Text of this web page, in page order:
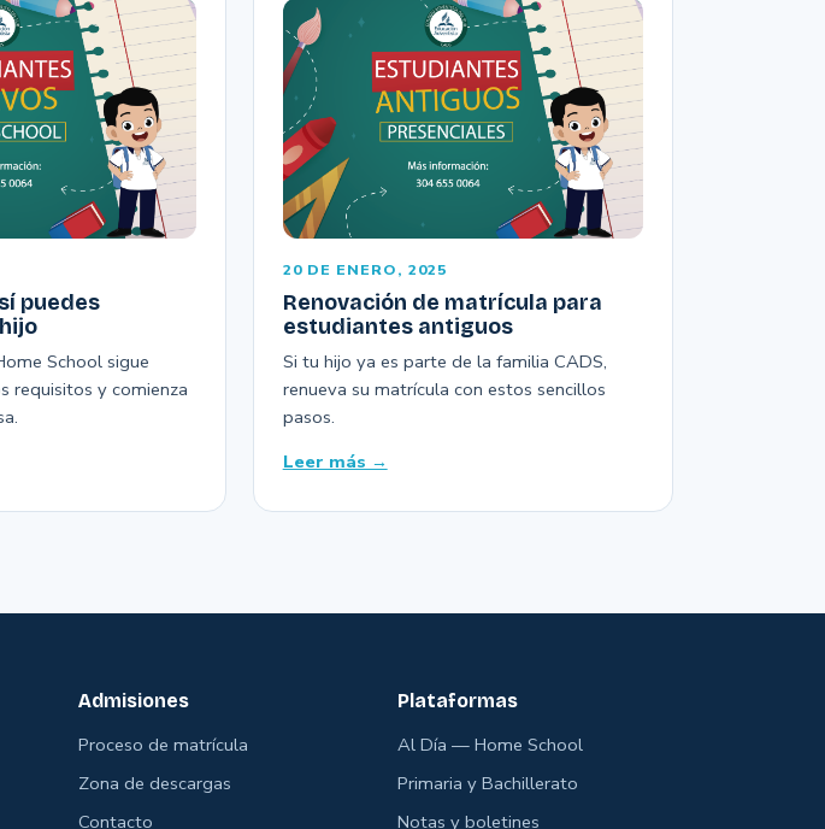
puedes
School sigue
requisitos y comienza
20 DE ENERO, 2025
Renovación de matrícula para
estudiantes antiguos
Si tu hijo ya es parte de la familia CADS,
renueva su matrícula con estos sencillos
pasos.
Leer más →
Admisiones
Proceso de matrícula
Zona de descargas
Contacto
Plataformas
Al Día — Home School
Primaria y Bachillerato
Notas y boletines